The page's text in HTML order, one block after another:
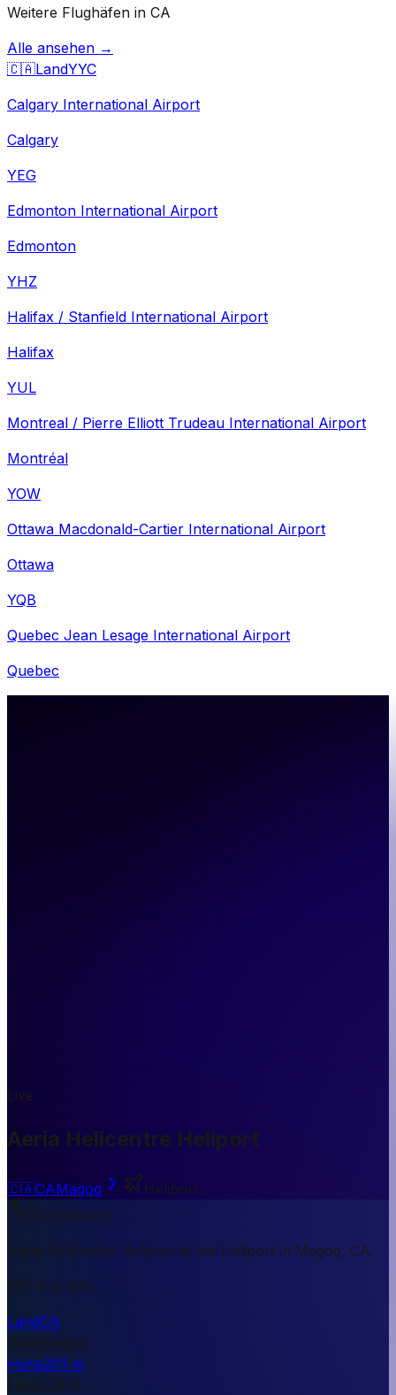
Weitere Flughäfen in CA
Alle ansehen →
🇨🇦LandYYC
Calgary International Airport
Calgary
YEG
Edmonton International Airport
Edmonton
YHZ
Halifax / Stanfield International Airport
Halifax
YUL
Montreal / Pierre Elliott Trudeau International Airport
Montréal
YOW
Ottawa Macdonald-Cartier International Airport
Ottawa
YQB
Quebec Jean Lesage International Airport
Quebec
Live
Aeria Helicentre Heliport
🇨🇦CAMagog
Heliport
Kurzantwort
Aeria Helicentre Heliport ist ein Heliport in Magog, CA.
201 m ü. NN.
LandCA
StadtMagog
Höhe201 m
Lat45.2814